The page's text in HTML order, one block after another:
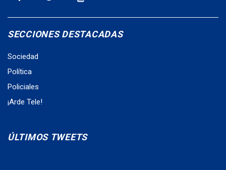
SECCIONES DESTACADAS
Sociedad
Política
Policiales
¡Arde Tele!
ÚLTIMOS TWEETS